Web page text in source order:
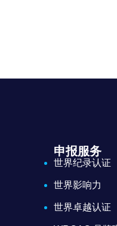
申报服务
世界纪录认证
世界影响力
世界卓越认证